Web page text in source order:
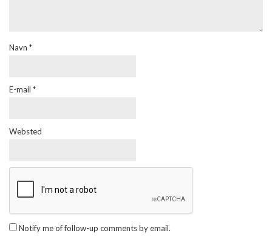
Navn *
E-mail *
Websted
Notify me of follow-up comments by email.